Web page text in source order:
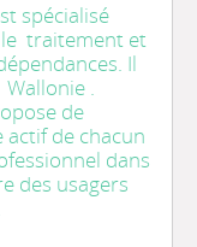
spécialisé
traitement et
Il
.
de
de chacun
dans
des usagers